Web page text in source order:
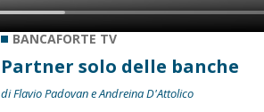
BANCAFORTE TV
Partner solo delle banche
di Flavio Padovan e Andreina D'Attolico